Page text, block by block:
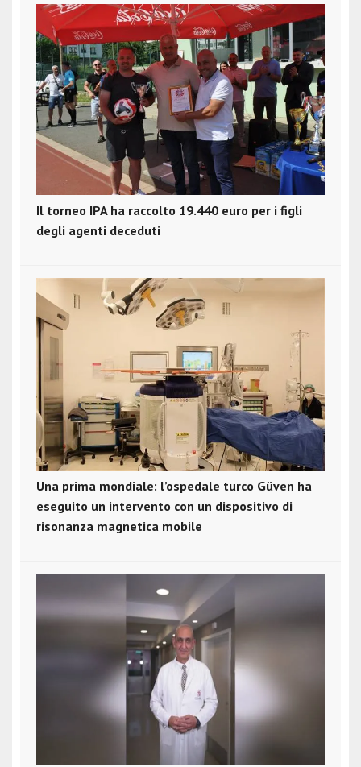
Il torneo IPA ha raccolto 19.440 euro per i figli
degli agenti deceduti
Una prima mondiale: l’ospedale turco Güven ha
eseguito un intervento con un dispositivo di
risonanza magnetica mobile